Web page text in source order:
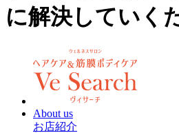
に解決していく
About us
お店紹介